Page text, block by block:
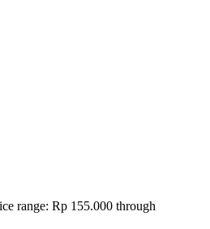
range: Rp 155.000 through